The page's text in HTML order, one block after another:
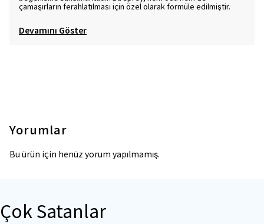
çamaşırların ferahlatılması için özel olarak formüle edilmiştir.
Devamını Göster
Yorumlar
Bu ürün için henüz yorum yapılmamış.
Çok Satanlar